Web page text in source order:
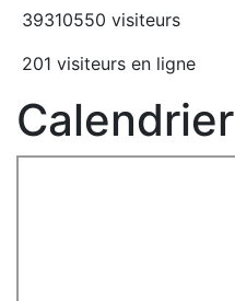
39310550 visiteurs
201 visiteurs en ligne
Calendrier